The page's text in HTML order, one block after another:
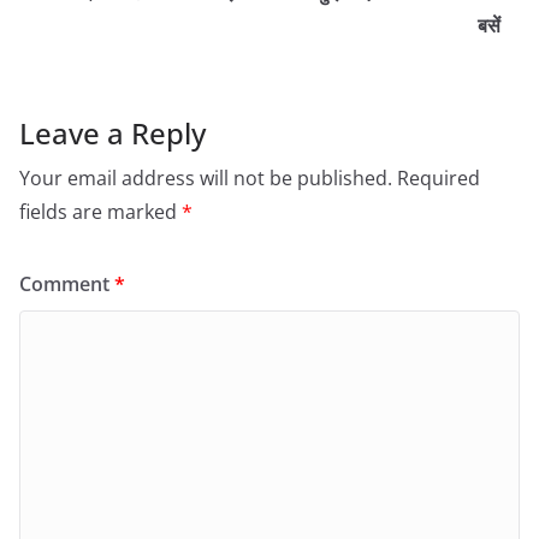
बसें
Leave a Reply
Your email address will not be published. Required
fields are marked *
Comment*